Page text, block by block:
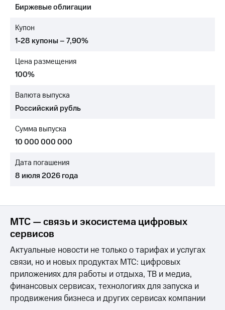
Достижения
Интервью
отчетность
Контакты
Пригласить
спикера
и акционерам
Корпоративное
управление
секретарь
Раскрытие
информации
Информация
акционерам
Документы
ПАО
"МТС"
Собрания
акционеров
Личный
Биржевые облигации
Купон
1-28 купоны – 7,90%
Цена размещения
100%
Валюта выпуска
Российский рубль
Сумма выпуска
10 000 000 000
Дата погашения
8 июля 2026 года
МТС — связь и экосистема цифровых
сервисов
Актуальные новости не только о тарифах и услугах
связи, но и новых продуктах МТС: цифровых
приложениях для работы и отдыха, ТВ и медиа,
финансовых сервисах, технологиях для запуска и
продвижения бизнеса и других сервисах компании